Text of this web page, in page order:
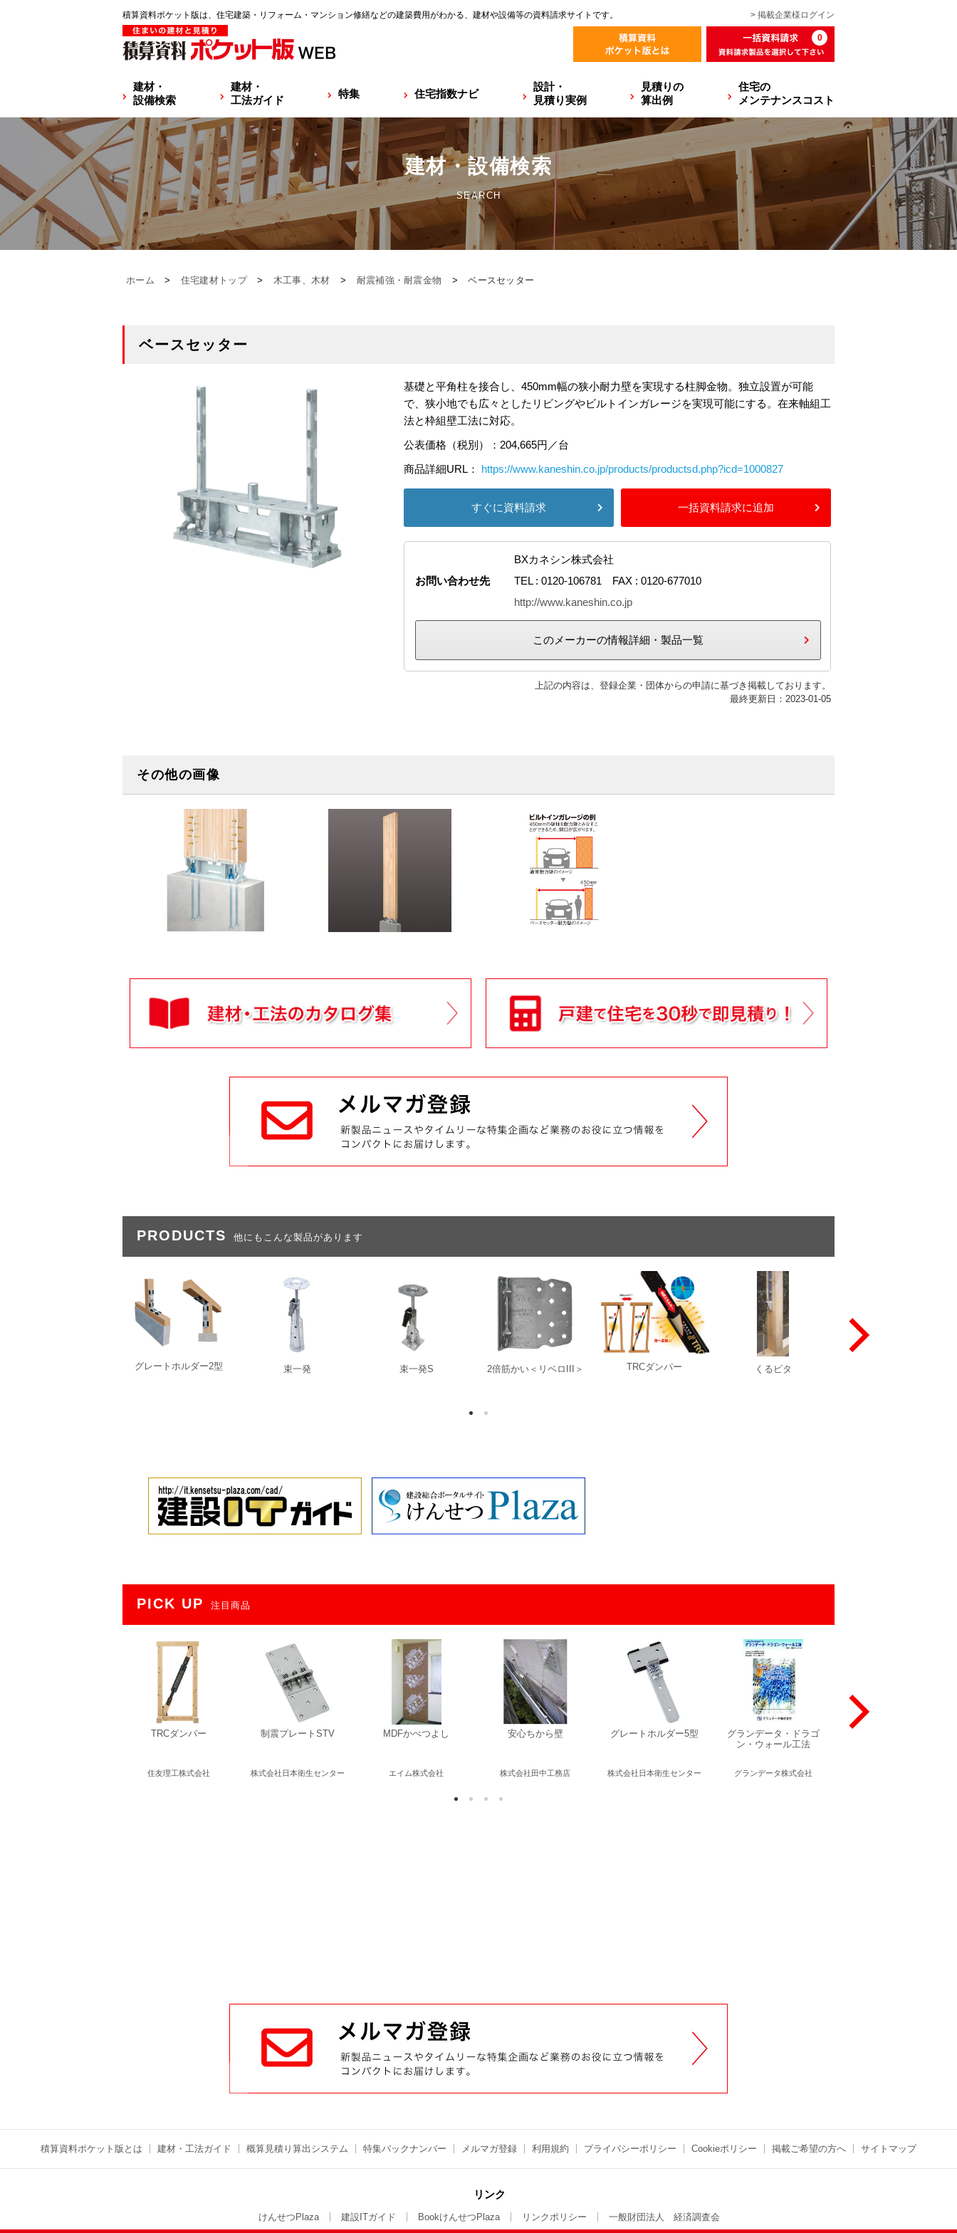
積算資料ポケット版は、住宅建築・リフォーム・マンション修繕などの建築費用がわかる、建材や設備等の資料請求サイトです。 > 掲載企業様 ログイン
0
建材・
設備検索
建材・
工法ガイド
特集 住宅指数ナビ
設計・
見積り実例
見積りの
算出例
住宅の
メンテナンスコスト
建材・設備検索
SEARCH
ホーム > 住宅建材トップ > 木工事、木材 > 耐震補強・耐震金物 > ベースセッター
ベースセッター
基礎と平角柱を接合し、450mm幅の狭小耐力壁を実現する柱脚金物。独立設置が可能
で、狭小地でも広々としたリビングやビルトインガレージを実現可能にする。在来軸組工
法と枠組壁工法に対応。
公表価格（税別）：204,665円／台
商品詳細URL： https://www.kaneshin.co.jp/products/productsd.php?icd=1000827
すぐに資料請求 一括資料請求に追加
お問い合わせ先
BXカネシン株式会社
TEL : 0120-106781 FAX : 0120-677010
http://www.kaneshin.co.jp
このメーカーの情報詳細・製品一覧
上記の内容は、登録企業・団体からの申請に基づき掲載しております。
最終更新日：2023-01-05
その他の画像
PRODUCTS 他にもこんな製品があります
グレートホルダー2型 束一発 束一発S 2倍筋かい＜リベロIII＞ TRCダンパー くるピタ
PICK UP 注目商品
TRCダンパー
住友理工株式会社
制震プレートSTV
株式会社日本衛生センター
MDFかべつよし
エイム株式会社
安心ちから壁
株式会社田中工務店
グレートホルダー5型
株式会社日本衛生センター
グランデータ・ドラゴ
ン・ウォール工法
グランデータ株式会社
積算資料ポケット版とは 建材・工法ガイド 概算見積り算出システム 特集バックナンバー メルマガ登録 利用規約 プライバシーポリシー Cookieポリシー 掲載ご希望の方へ サイトマップ
リンク
けんせつPlaza 建設ITガイド BookけんせつPlaza リンクポリシー 一般財団法人 経済調査会